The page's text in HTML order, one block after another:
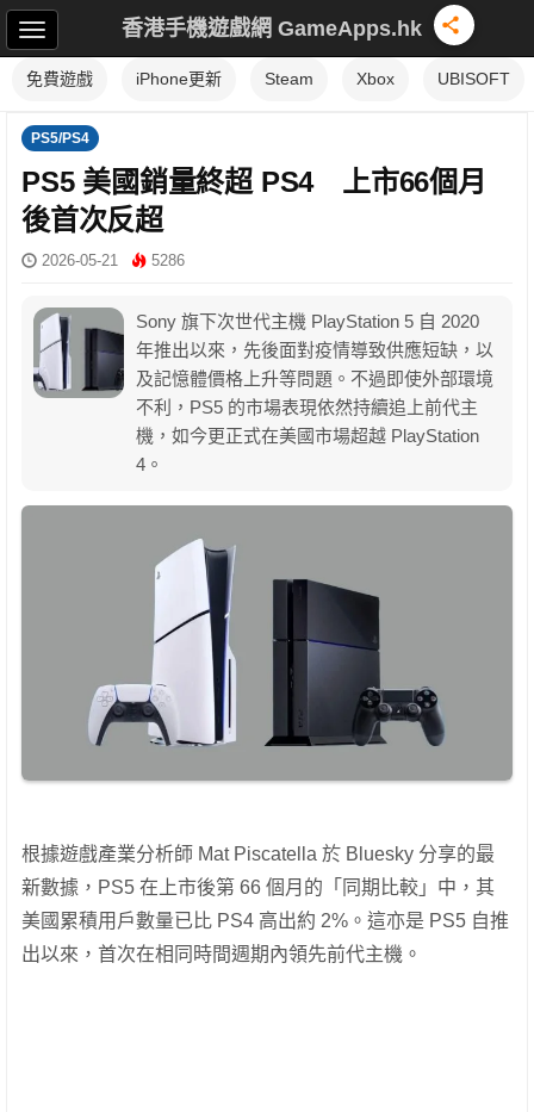
香港手機遊戲網 GameApps.hk
免費遊戲 iPhone更新 Steam Xbox UBISOFT
PS5/PS4
PS5 美國銷量終超 PS4 上市66個月
後首次反超
2026-05-21 5286
Sony 旗下次世代主機 PlayStation 5 自 2020
年推出以來，先後面對疫情導致供應短缺，以
及記憶體價格上升等問題。不過即使外部環境
不利，PS5 的市場表現依然持續追上前代主
機，如今更正式在美國市場超越 PlayStation
4。
根據遊戲產業分析師 Mat Piscatella 於 Bluesky 分享的最
新數據，PS5 在上市後第 66 個月的「同期比較」中，其
美國累積用戶數量已比 PS4 高出約 2%。這亦是 PS5 自推
出以來，首次在相同時間週期內領先前代主機。